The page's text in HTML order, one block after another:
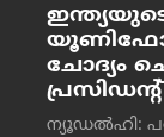
യൂണിഫോം
ചോദ്യം
പ്രസിഡന്റ്
ന്യൂഡൽഹി: